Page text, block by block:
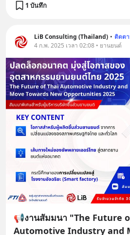
1 บันทึก
LiB Consulting (Thailand) • ติดต
4 ก.พ. 2025 เวลา 02:08 • ยานยนต์
📢งานสัมมนา "The Future
Automotive Industry and